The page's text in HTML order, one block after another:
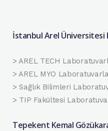
İstanbul Arel Üniversitesi
> AREL TECH
> AREL MYO
> Sağlık Bilimleri
> TIP Fakültesi
Tepekent Kemal